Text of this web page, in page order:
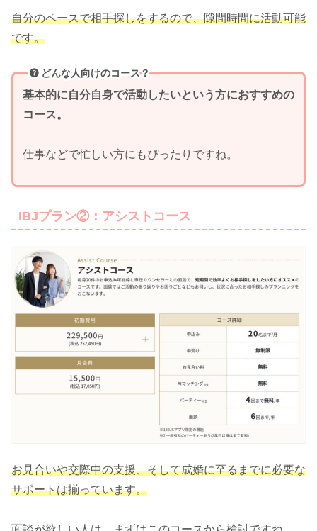
自分のペースで相手探しをするので、隙間時間に活動可能
です。
どんな人向けのコース？
基本的に自分自身で活動したいという方におすすめの
コース。
仕事などで忙しい方にもぴったりですね。
IBJプラン②：アシストコース
お見合いや交際中の支援、そして成婚に至るまでに必要な
サポートは揃っています。